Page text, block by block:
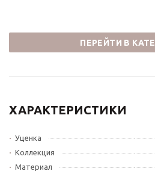
ПЕРЕЙТИ В
ХАРАКТЕРИСТИКИ
Уценка
Коллекция
Материал